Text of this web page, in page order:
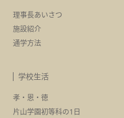
理事長あいさつ
施設紹介
通学方法
学校生活
孝・恩・徳
片山学園初等科の1日